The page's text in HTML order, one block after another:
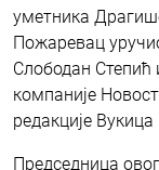
уметника
Пожаревац
Слободан Степић
компаније
редакције Вукица
Председница